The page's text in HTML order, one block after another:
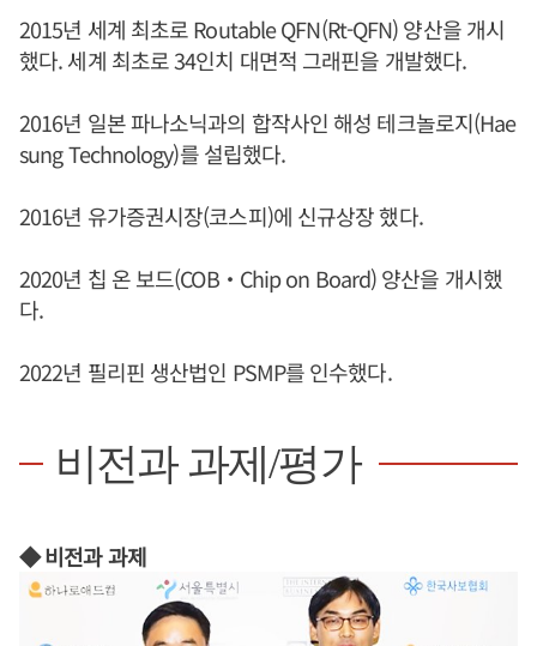
2015년 세계 최초로 Routable QFN(Rt-QFN) 양산을 개시
했다. 세계 최초로 34인치 대면적 그래핀을 개발했다.
2016년 일본 파나소닉과의 합작사인 해성 테크놀로지(Hae
sung Technology)를 설립했다.
2016년 유가증권시장(코스피)에 신규상장 했다.
2020년 칩 온 보드(COB‧Chip on Board) 양산을 개시했
다.
2022년 필리핀 생산법인 PSMP를 인수했다.
비전과 과제/평가
◆ 비전과 과제